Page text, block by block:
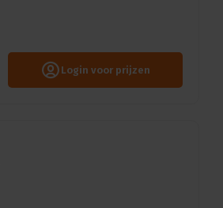
Login voor prijzen